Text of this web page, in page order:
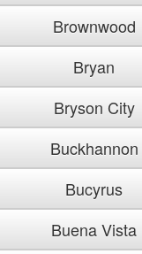
Brownwood
Bryan
Bryson City
Buckhannon
Bucyrus
Buena Vista